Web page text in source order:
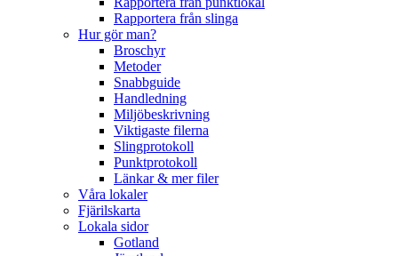
Rapportera från slinga
Hur gör man?
Broschyr
Metoder
Snabbguide
Handledning
Miljöbeskrivning
Viktigaste filerna
Slingprotokoll
Punktprotokoll
Länkar & mer filer
Våra lokaler
Fjärilskarta
Lokala sidor
Gotland